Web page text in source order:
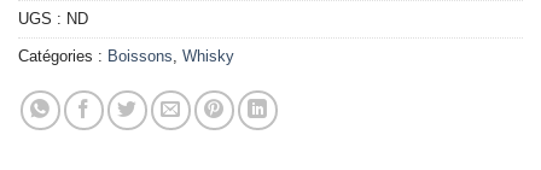
UGS : ND
Catégories : Boissons, Whisky